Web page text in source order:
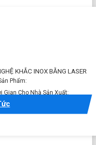
KHẮC INOX BẰNG LASER
Phẩm:
Gian Cho Nhà Sản Xuất:
Bề Mặt Inox: